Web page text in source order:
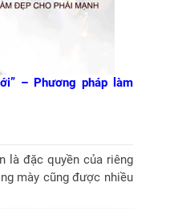
– Phương pháp làm
là đặc quyền của riêng
mày cũng được nhiều